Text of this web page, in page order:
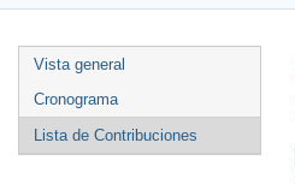
Vista general
Cronograma
Lista de Contribuciones